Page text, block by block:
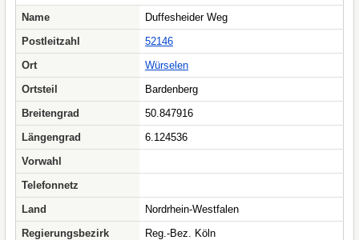
Name
Duffesheider Weg
Postleitzahl
52146
Ort
Würselen
Ortsteil
Bardenberg
Breitengrad
50.847916
Längengrad
6.124536
Vorwahl
Telefonnetz
Land
Nordrhein-Westfalen
Regierungsbezirk
Reg.-Bez. Köln